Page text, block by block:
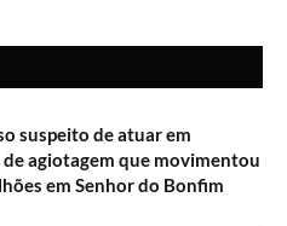
suspeito de atuar em
de agiotagem que movimentou
em Senhor do Bonfim